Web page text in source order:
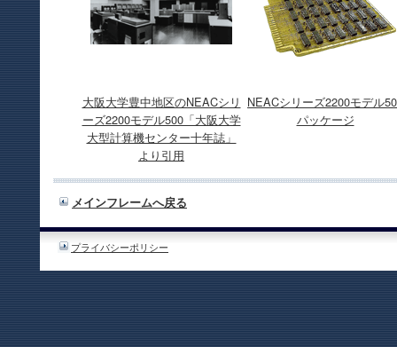
大阪大学豊中地区のNEACシリ
ーズ2200モデル500「大阪大学
大型計算機センター十年誌」
より引用
NEACシリーズ2200モデル
パッケージ
メインフレームへ戻る
プライバシーポリシー